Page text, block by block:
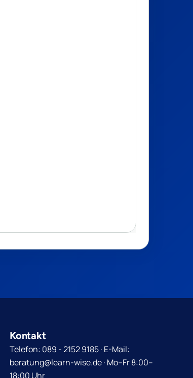
Kontakt
Telefon: 089 - 2152 9185 · E-Mail:
beratung@learn-wise.de · Mo–Fr 8:00–
18:00 Uhr